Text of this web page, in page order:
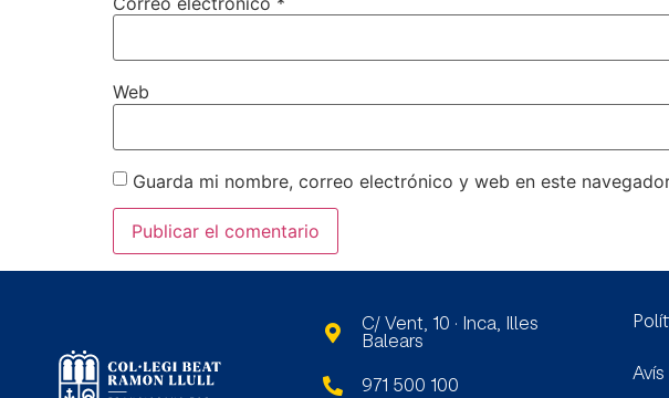
Web
Guarda mi nombre, correo electrónico y web en este
C/ Vent, 10 · Inca, Illes
Balears
971 500 100
Avís